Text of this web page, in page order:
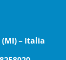
(MI) – Italia